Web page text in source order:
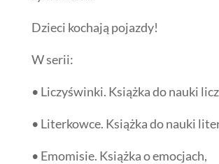
Dzieci kochają pojazdy!
W serii:
• Liczyświnki. Książka do nauki
• Literkowce. Książka do nauki
• Emomisie. Książka o emocjach,